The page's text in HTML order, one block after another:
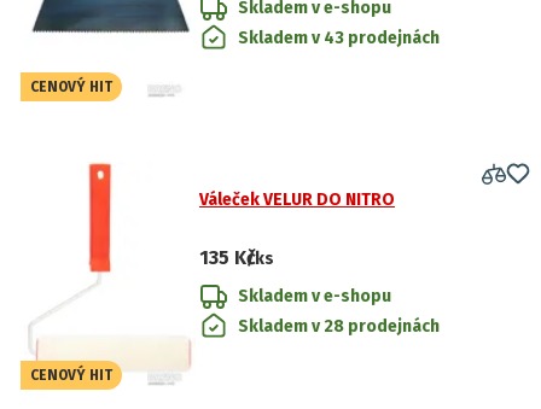
CENOVÝ HIT
Skladem v e-shopu
Skladem v 43 prodejnách
CENOVÝ HIT
Váleček VELUR DO NITRO
135 Kč/ks
Skladem v e-shopu
Skladem v 28 prodejnách